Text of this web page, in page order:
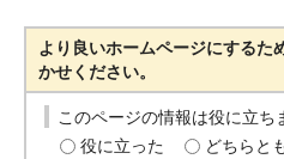
より良いホームページにするた
かせください。
このページの情報は役に立ち
役に立った
どちらと